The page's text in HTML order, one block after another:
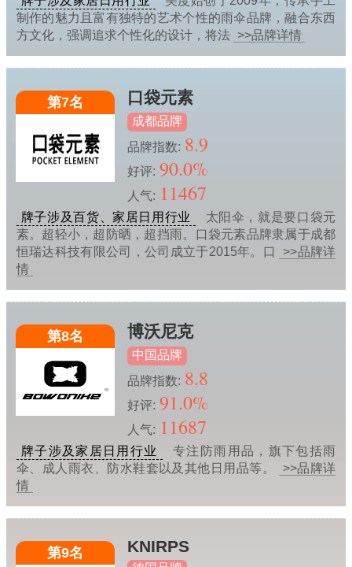
制作的魅力且富有独特的艺术个性的雨伞品牌，融合东西
方文化，强调追求个性化的设计，将法 >>品牌详情
第7名 口袋元素
成都品牌
品牌指数: 8.9
好评: 90.0%
人气: 11467
牌子涉及百货、家居日用行业
太阳伞，就是要口袋元
素。超轻小，超防晒，超挡雨。口袋元素品牌隶属于成都
恒瑞达科技有限公司，公司成立于2015年。口
>>品牌详
情
第8名 博沃尼克
中国品牌
品牌指数: 8.8
好评: 91.0%
人气: 11687
牌子涉及家居日用行业
专注防雨用品，旗下包括雨
伞、成人雨衣、防水鞋套以及其他日用品等。
>>品牌详
情
第9名 KNIRPS